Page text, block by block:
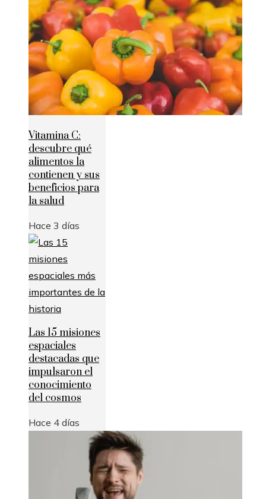
Vitamina C:
descubre qué
alimentos la
contienen y sus
beneficios para
la salud
Hace 3 días
Las 15 misiones
espaciales
destacadas que
impulsaron el
conocimiento
del cosmos
Hace 4 días